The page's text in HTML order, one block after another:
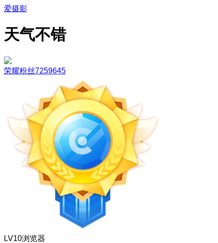
爱摄影
天气不错
荣耀粉丝7259645
LV10浏览器